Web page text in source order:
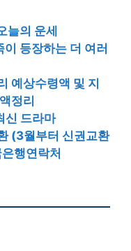
늘의 운세
등장하는 더 여러
예상수령액 및 지
정리
신 드라마
(3월부터 신권교환
행연락처